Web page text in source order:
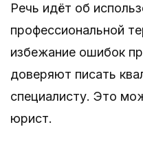
Речь идёт об
профессиональной
избежание ошибок
доверяют писать
специалисту. Это
юрист.